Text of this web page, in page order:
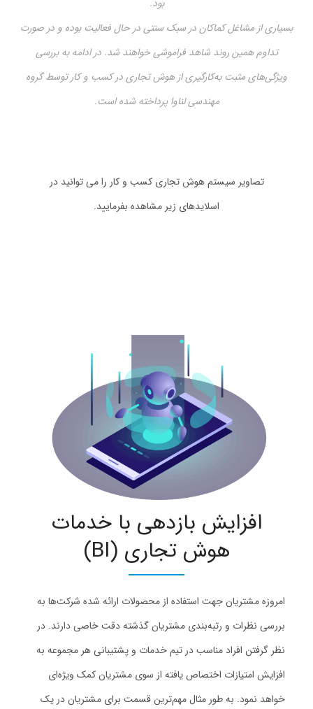
بود.
بسیاری از مشاغل کماکان در سبک سنتی در حال فعالیت بوده و در صورت
تداوم همین روند شاهد فراموشی خواهند شد. در ادامه به بررسی
ویژگی‌های مثبت به‌کارگیری از هوش تجاری در کسب و کار توسط گروه
مهندسی لناوا پرداخته شده است.
تصاویر سیستم هوش تجاری کسب و کار را می توانید در
اسلایدهای زیر مشاهده بفرمایید.
افزایش بازدهی با خدمات
هوش تجاری (BI)
امروزه مشتریان جهت استفاده از محصولات ارائه شده شرکت‌ها به
بررسی نظرات و رتبه‌بندی مشتریان گذشته دقت خاصی دارند. در
نظر گرفتن افراد مناسب در تیم خدمات و پشتیبانی هر مجموعه به
افزایش امتیازات اختصاص یافته از سوی مشتریان کمک ویژه‌ای
خواهد نمود. به طور مثال مهم‌ترین قسمت برای مشتریان در یک